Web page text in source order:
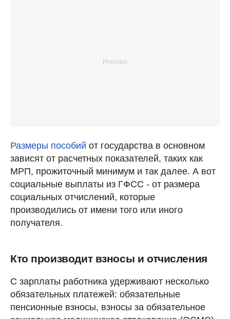
Размеры пособий от государства в основном
зависят от расчетных показателей, таких как
МРП, прожиточный минимум и так далее. А вот
социальные выплаты из ГФСС - от размера
социальных отчислений, которые
производились от имени того или иного
получателя.
Кто производит взносы и отчисления
C зарплаты работника удерживают несколько
обязательных платежей: обязательные
пенсионные взносы, взносы за обязательное